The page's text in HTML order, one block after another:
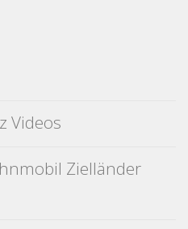
Videos
Zielländer